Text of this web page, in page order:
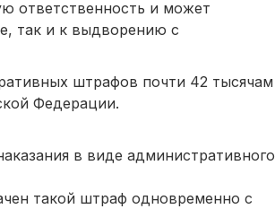
ответственность и может
так и к выдворению с
штрафов почти 42 тысячам
Федерации.
в виде административного
такой штраф одновременно с